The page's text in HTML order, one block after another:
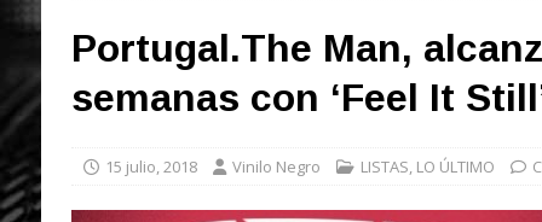
Portugal.The Man,
semanas con ‘Feel It
15 julio, 2018 Vinilo Negro LISTAS, LO ÚLTIMO